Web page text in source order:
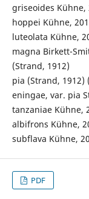
griseoides Kühne,
hoppei Kühne,
luteolata Kühne,
magna Birkett-
(Strand, 1912)
pia (Strand, 1912)
eningae, var. pia
tanzaniae Kühne,
albifrons Kühne,
subflava Kühne,
PDF